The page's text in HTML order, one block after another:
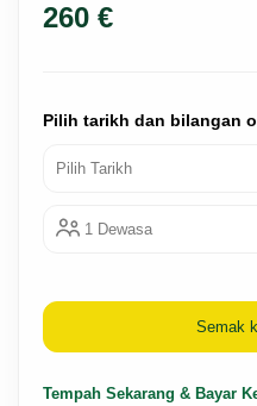
260 €
Pilih tarikh dan bilangan
Pilih Tarikh
1 Dewasa
Semak
Tempah Sekarang & Bayar